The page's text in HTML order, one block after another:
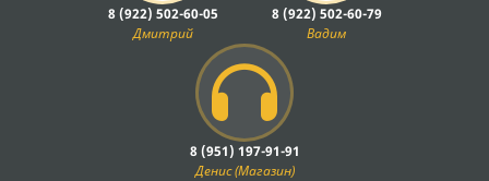
8 (922) 502-60-05
Дмитрий
8 (922) 502-60-79
Вадим
8 (951) 197-91-91
Денис (Магазин)